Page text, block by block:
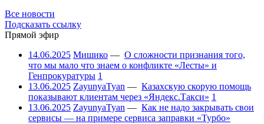
Все новости
Подсказать ссылку
Прямой эфир
14.06.2025 Мишико — О сложности признания того,
что мы мало что знаем о конфликте «Лесты» и
Генпрокуратуры 1
13.06.2025 ZayunyaTyan — Казахскую скорую помощь
показывают клиентам через «Яндекс.Такси» 1
13.06.2025 ZayunyaTyan — Как не надо закрывать свои
сервисы — на примере сервиса заправки «Турбо»